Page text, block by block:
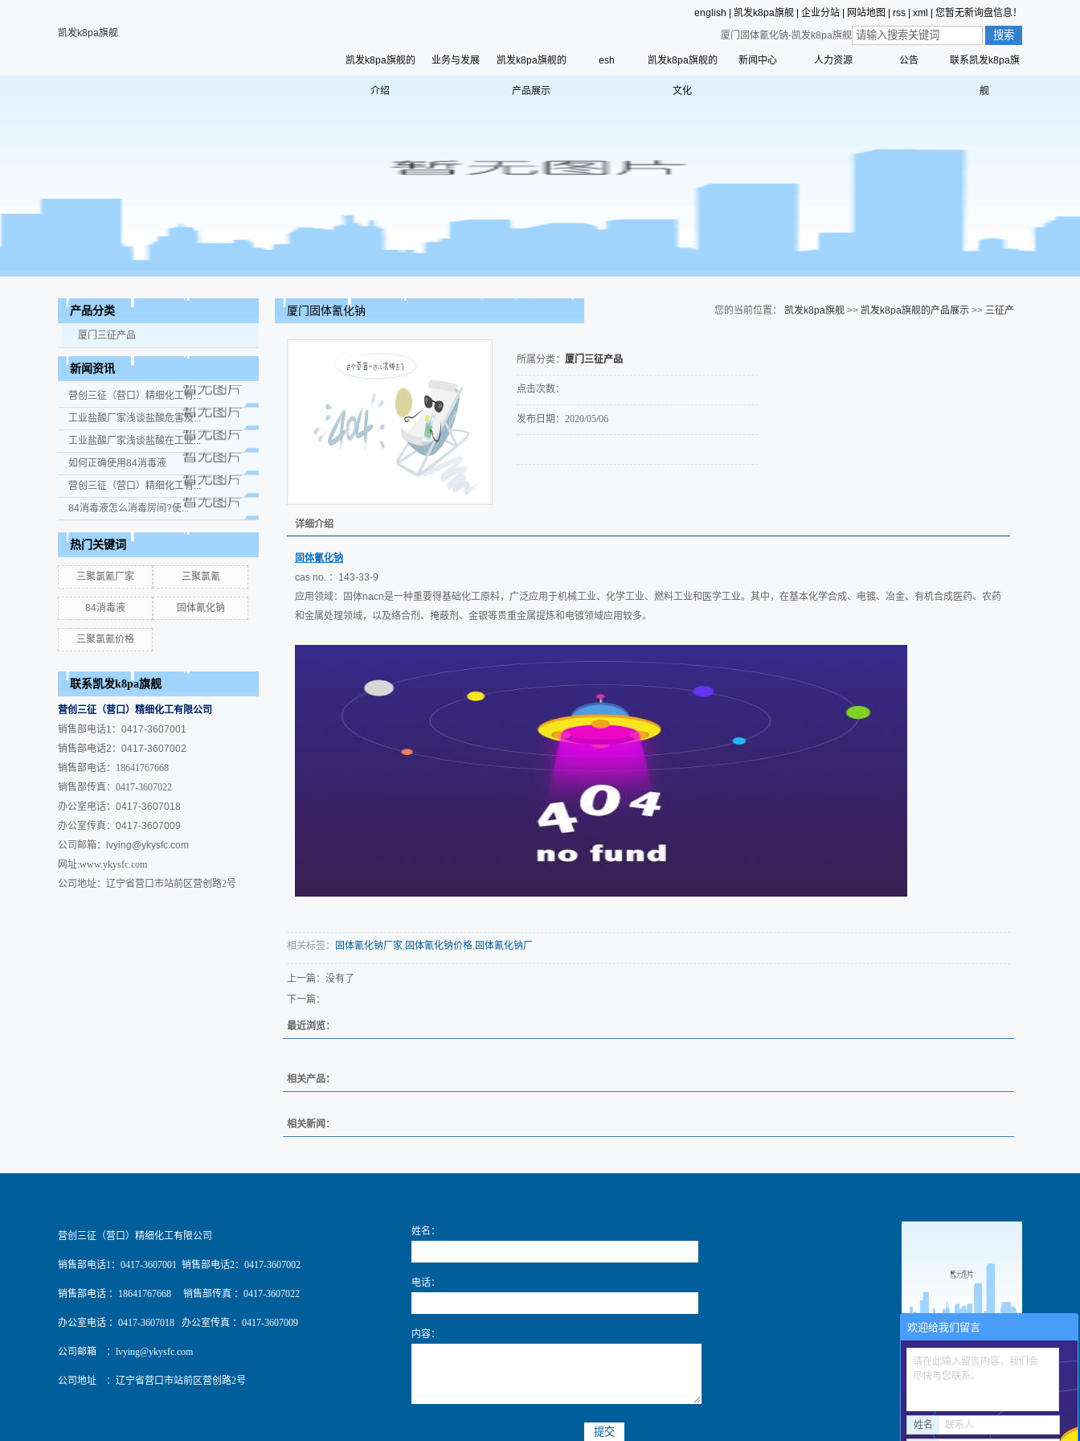
english 凯发k8pa旗舰 企业分站 网站地图 rss xml
您暂无新询盘信息！
凯发k8pa旗舰
厦门固体氰化钠-凯发k8pa旗舰
凯发k8pa旗舰的
介绍
管理层
历史沿革
业务与发展 凯发k8pa旗舰的
产品展示
esh
esh
凯发k8pa旗舰的
文化
标识解析
新闻中心 人力资源
员工投诉和举报管理制度
公告 联系凯发k8pa旗
舰
产品分类
厦门三征产品
新闻资讯
营创三征（营口）精细化工有...
工业盐酸厂家浅谈盐酸危害及...
工业盐酸厂家浅谈盐酸在工业...
如何正确使用84消毒液
营创三征（营口）精细化工有...
84消毒液怎么消毒房间?使...
热门关键词
三聚氯氰厂家 三聚氯氰
84消毒液 固体氰化钠
三聚氯氰价格
联系凯发k8pa旗舰
营创三征（营口）精细化工有限公司
销售部电话1：0417-3607001
销售部电话2：0417-3607002
销售部电话：18641767668
销售部传真：0417-3607022
办公室电话：0417-3607018
办公室传真：0417-3607009
公司邮箱：
lvying@ykysfc.com
网址:www.ykysfc.com
公司地址：辽宁省营口市站前区营创路2号
厦门固体氰化钠 您的当前位置： 凯发k8pa旗舰 >> 凯发k8pa旗舰的产品展示 >> 三征产
所属分类： 厦门三征产品
点击次数：
发布日期： 2020/05/06
详细介绍
固体氰化钠
cas no. ：143-33-9
应用领域：固体nacn是一种重要得基础化工原料，广泛应用于机械工业、化学工业、燃料工业和医学工业。其中，在基本化学合成、电镀、冶金、有机合成医药、农药
和金属处理领域，以及络合剂、掩蔽剂、金银等贵重金属提炼和电镀领域应用较多。
相关标签： 固体氰化钠厂家,固体氰化钠价格,固体氰化钠厂
上一篇：没有了
下一篇：
最近浏览：
相关产品：
相关新闻：
营创三征（营口）精细化工有限公司
销售部电话1：0417-3607001 销售部电话2：0417-3607002
销售部电话 ：18641767668 销售部传真 ：0417-3607022
办公室电话 ：0417-3607018 办公室传真 ：0417-3607009
公司邮箱 ： lvying@ykysfc.com
公司地址 ：辽宁省营口市站前区营创路2号
姓名：
电话：
内容：
欢迎给我们留言
请在此输入留言内容，我们会
尽快与您联系。
姓名 联系人